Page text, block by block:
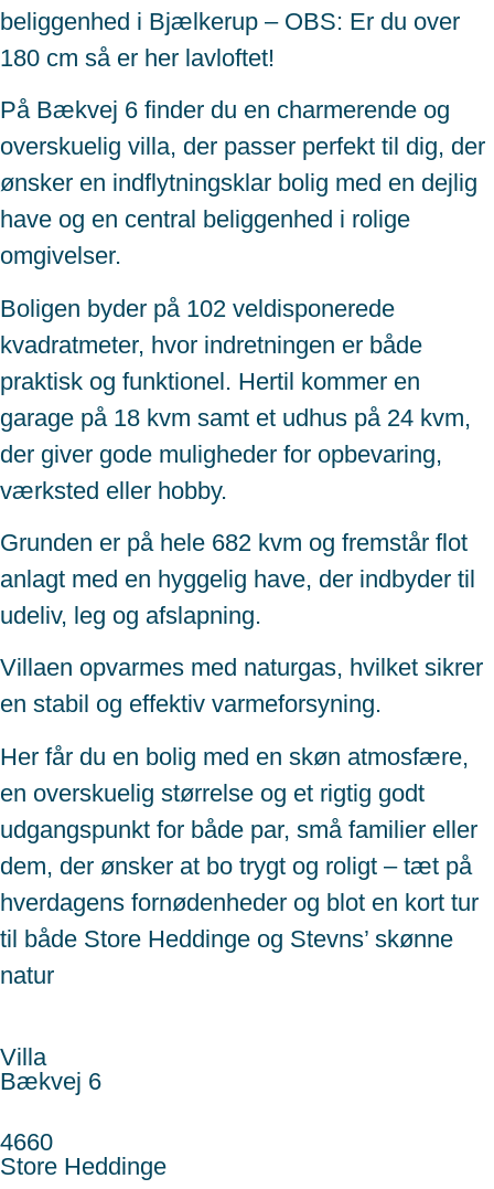
beliggenhed i Bjælkerup – OBS: Er du over
180 cm så er her lavloftet!
På Bækvej 6 finder du en charmerende og
overskuelig villa, der passer perfekt til dig, der
ønsker en indflytningsklar bolig med en dejlig
have og en central beliggenhed i rolige
omgivelser.
Boligen byder på 102 veldisponerede
kvadratmeter, hvor indretningen er både
praktisk og funktionel. Hertil kommer en
garage på 18 kvm samt et udhus på 24 kvm,
der giver gode muligheder for opbevaring,
værksted eller hobby.
Grunden er på hele 682 kvm og fremstår flot
anlagt med en hyggelig have, der indbyder til
udeliv, leg og afslapning.
Villaen opvarmes med naturgas, hvilket sikrer
en stabil og effektiv varmeforsyning.
Her får du en bolig med en skøn atmosfære,
en overskuelig størrelse og et rigtig godt
udgangspunkt for både par, små familier eller
dem, der ønsker at bo trygt og roligt – tæt på
hverdagens fornødenheder og blot en kort tur
til både Store Heddinge og Stevns’ skønne
natur
Villa
Bækvej 6
4660
Store Heddinge